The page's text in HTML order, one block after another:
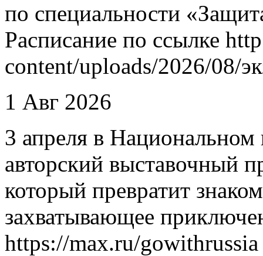
по специальности
Расписание по ссылке
content/uploads/2026/08/
1 Авг 2026
3 апреля в Национальном
авторский выставочный
который превратит
захватывающее
https://max.ru/gowithrussia